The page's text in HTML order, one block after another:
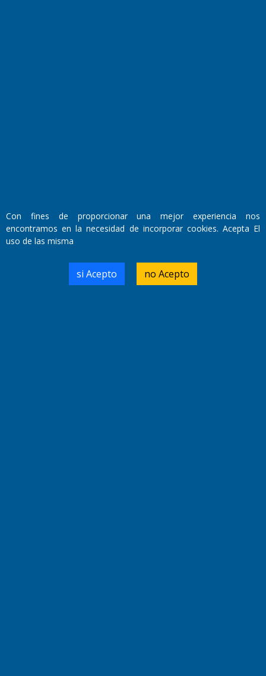
Con fines de proporcionar una mejor experiencia nos
encontramos en la necesidad de incorporar cookies. Acepta El
uso de las misma
si Acepto no Acepto